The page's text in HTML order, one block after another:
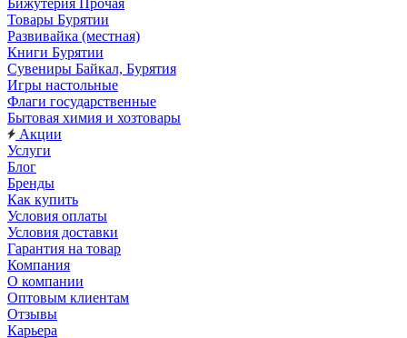
Бижутерия Прочая
Товары Бурятии
Развивайка (местная)
Книги Бурятии
Сувениры Байкал, Бурятия
Игры настольные
Флаги государственные
Бытовая химия и хозтовары
Акции
Услуги
Блог
Бренды
Как купить
Условия оплаты
Условия доставки
Гарантия на товар
Компания
О компании
Оптовым клиентам
Отзывы
Карьера